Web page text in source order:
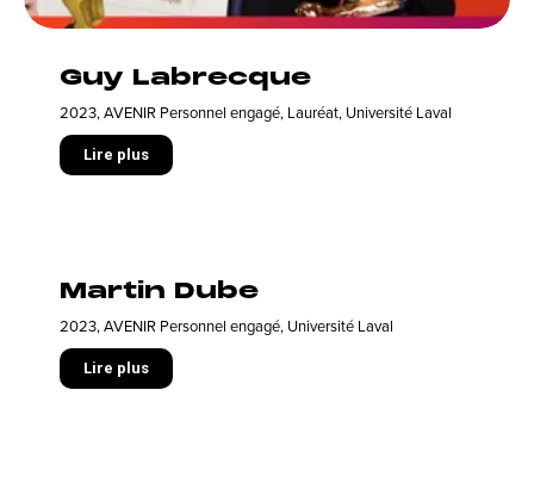
Guy Labrecque
2023,AVENIR Personnel engagé, Lauréat, Université Laval
Lire plus
Martin Dube
2023,AVENIR Personnel engagé, Université Laval
Lire plus